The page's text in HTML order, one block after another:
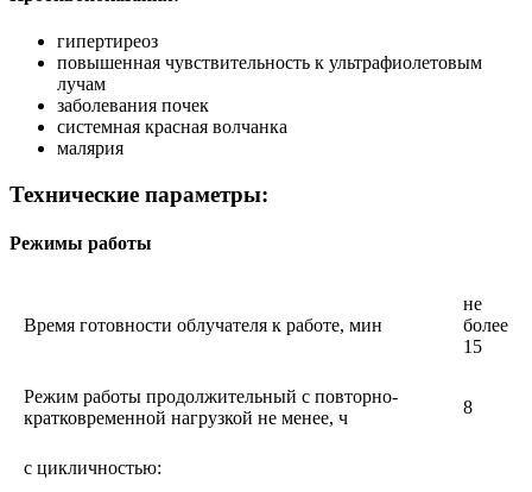
гипертиреоз
повышенная чувствительность к ультрафиолетовым
лучам
заболевания почек
системная красная волчанка
малярия
Технические параметры:
Режимы работы
Время готовности облучателя к работе, мин
не
более
15
Режим работы продолжительный с повторно-
кратковременной нагрузкой не менее, ч
8
с цикличностью: